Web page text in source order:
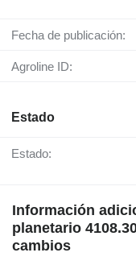
Fecha de publicación:
Agroline ID:
Estado
Estado:
Información
planetario
cambios